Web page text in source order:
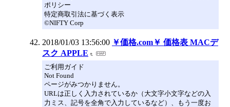
ポリシー
特定商取引法に基づく表示
©NIFTY Corp
2018/01/03 13:56:00 ￥価格.com￥ 価格表 MACデ
スク APPLE
ご利用ガイド
Not Found
ページがみつかりません。
URLは正しく入力されているか（大文字小文字などの入
力ミス、記号を全角で入力しているなど）、もう一度お